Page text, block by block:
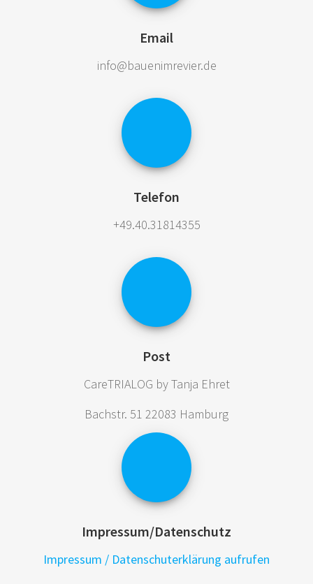
Email
info@bauenimrevier.de
Telefon
+49.40.31814355
Post
CareTRIALOG by Tanja Ehret
Bachstr. 51 22083 Hamburg
Impressum/Datenschutz
Impressum / Datenschuterklärung aufrufen